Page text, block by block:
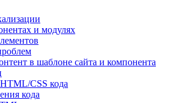
и модулях
в шаблоне сайта и компонента
CSS кода
кода